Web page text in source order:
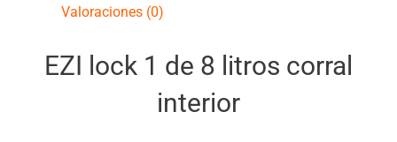
Valoraciones (0)
EZI lock 1 de 8 litros corral
interior